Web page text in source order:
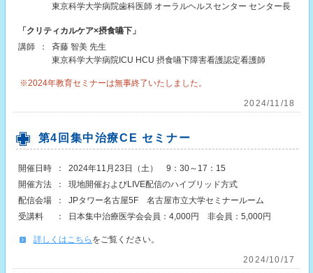
東京科学大学病院歯科医師 オーラルヘルスセンター センター長
「クリティカルケア×摂食嚥下」
講師
：
斉藤 智美 先生
東京科学大学病院ICU HCU 摂食嚥下障害看護認定看護師
※2024年教育セミナーは無事終了いたしました。
2024/11/18
第4回集中治療CE セミナー
開催日時 ：
2024年11月23日（土） 9：30～17：15
開催方法
：
現地開催およびLIVE配信のハイブリッド方式
配信会場
：
JPタワー名古屋5F 名古屋市立大学セミナールーム
受講料
： 日本集中治療医学会会員：4,000円 非会員：5,000円
詳しくはこちら をご覧ください。
2024/10/17